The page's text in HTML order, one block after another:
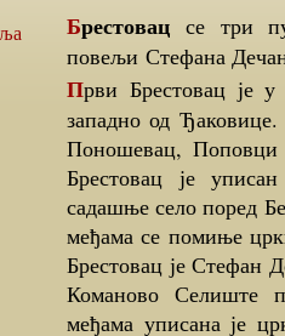
Брестовац се три
повељи Стефана
Први Брестовац је у поречју Рибнице (Ереника) удаљен 10-11 км
западно од Ђаковице.
Поношевац, Поповци
Брестовац је
садашње село поред
међама се помиње
Брестовац је Стефан
Команово Селиште
међама уписана је